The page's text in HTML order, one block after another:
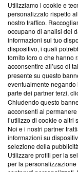
Questa sezione
News, sui nostri
creare news di
‘Trust Project -
ancora membro
parte; Trust
conformità agli
Su di noi
Team editoriale
Corporate
Redazione
Informativa
Utilizziamo i cookie e
personalizzato rispetto
nostro traffico.
occupano di analisi dei
informazioni sul tuo
dispositivo, i quali
fornito loro o che hanno
acconsentire all’uso di
presente su questo
eventualmente
parte dei partner terzi,
Chiudendo questo
acconsenti al
l’utilizzo di cookie o altri
Noi e i nostri partner
informazioni su
selezione della
Utilizzare profili per la
per la